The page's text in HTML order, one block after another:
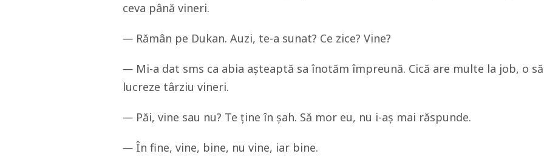
ceva până vineri.
— Rămân pe Dukan. Auzi, te-a sunat? Ce zice? Vine?
— Mi-a dat sms ca abia așteaptă sa înotăm împreună. Cică are multe la job, o să
lucreze târziu vineri.
— Păi, vine sau nu? Te ține în șah. Să mor eu, nu i-aș mai răspunde.
— În fine, vine, bine, nu vine, iar bine.